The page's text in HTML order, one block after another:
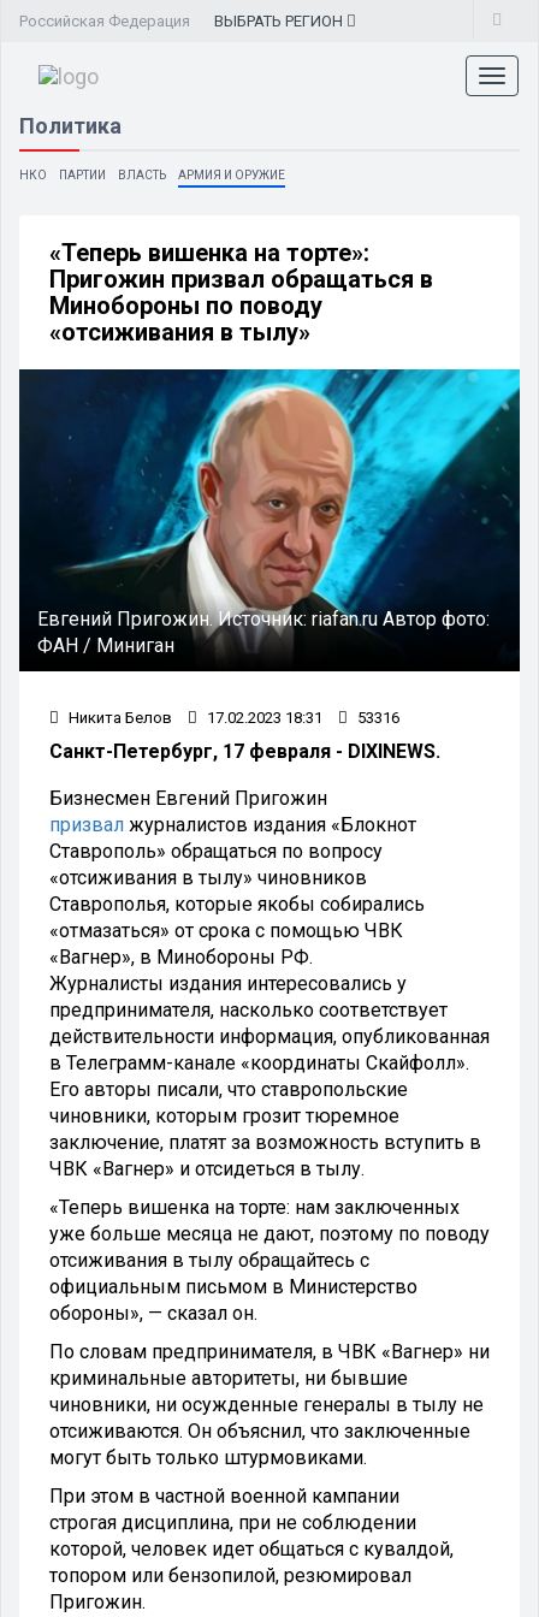
Российская Федерация ВЫБРАТЬ РЕГИОН
Политика
НКО ПАРТИИ ВЛАСТЬ АРМИЯ И ОРУЖИЕ
«Теперь вишенка на торте»:
Пригожин призвал обращаться в
Минобороны по поводу
«отсиживания в тылу»
Евгений Пригожин.Источник: riafan.ruАвтор фото:
ФАН / Миниган
Никита Белов 17.02.2023 18:31 53316
Санкт-Петербург, 17 февраля - DIXINEWS.
Бизнесмен Евгений Пригожин
призвал журналистов издания «Блокнот
Ставрополь» обращаться по вопросу
«отсиживания в тылу» чиновников
Ставрополья, которые якобы собирались
«отмазаться» от срока с помощью ЧВК
«Вагнер», в Минобороны РФ.
Журналисты издания интересовались у
предпринимателя, насколько соответствует
действительности информация, опубликованная
в Телеграмм-канале «координаты Скайфолл».
Его авторы писали, что ставропольские
чиновники, которым грозит тюремное
заключение, платят за возможность вступить в
ЧВК «Вагнер» и отсидеться в тылу.
«Теперь вишенка на торте: нам заключенных
уже больше месяца не дают, поэтому по поводу
отсиживания в тылу обращайтесь с
официальным письмом в Министерство
обороны», — сказал он.
По словам предпринимателя, в ЧВК «Вагнер» ни
криминальные авторитеты, ни бывшие
чиновники, ни осужденные генералы в тылу не
отсиживаются. Он объяснил, что заключенные
могут быть только штурмовиками.
При этом в частной военной кампании
строгая дисциплина, при не соблюдении
которой, человек идет общаться с кувалдой,
топором или бензопилой, резюмировал
Пригожин.